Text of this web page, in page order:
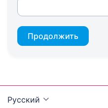
Продолжить
Русский